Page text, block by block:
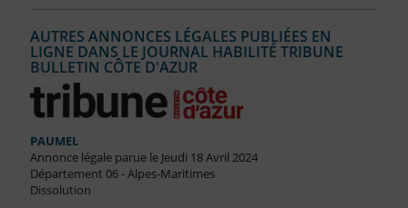
AUTRES ANNONCES LÉGALES PUBLIÉES EN
LIGNE DANS LE JOURNAL HABILITÉ TRIBUNE
BULLETIN CÔTE D'AZUR
PAUMEL
Annonce légale parue le Jeudi 18 Avril 2024
Département 06 - Alpes-Maritimes
Dissolution